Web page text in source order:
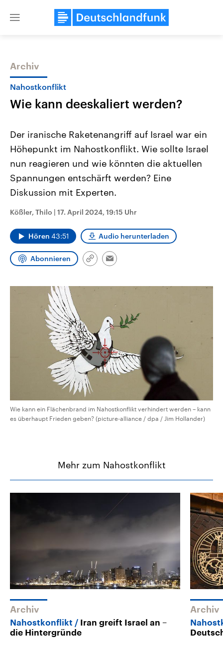
Close
Themen
Landtagswahl Sachsen-Anhalt
2026
Alle Informationen
Sachsen-Anhalt wählt am 6.
Landtag. Seit 2021 wird das
CDU, SPD und FDP regiert.-
Umfragen, Prognosen,
Wahlprogramme, aktuelle Berichte
und Hintergründe zu den Parteien
und Kandidaten der anstehenden
USA
Aktuelle Beiträge,
den mächtigsten Ländern
aktuelle Weltgeschehen.
Sendungen Programm
Archiv
Nahostkonflikt
Wie kann deeskaliert werden?
Der iranische Raketenangriff auf Israel war ein
Höhepunkt im Nahostkonflikt. Wie sollte Israel
nun reagieren und wie könnten die aktuellen
Spannungen entschärft werden? Eine
Diskussion mit Experten.
Kößler, Thilo | 17. April 2024, 19:15 Uhr
Hören 43:51 Audio herunterladen
Abonnieren
Link
Email
Wie kann ein Flächenbrand im Nahostkonflikt verhindert werden – kann
es überhaupt Frieden geben? (picture-alliance / dpa / Jim Hollander)
Mehr zum Nahostkonflikt
Archiv
Nahostkonflikt
Iran greift Israel an –
die Hintergründe
Archiv